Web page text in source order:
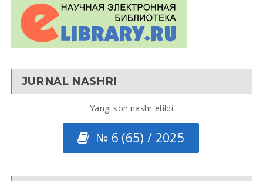
JURNAL NASHRI
Yangi son nashr etildi
№ 6 (65) / 2025